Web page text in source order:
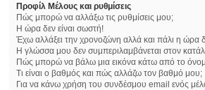
Προφίλ Μέλους και ρυθμίσεις
Πώς μπορώ να αλλάξω τις ρυθμίσεις μου;
Η ώρα δεν είναι σωστή!
Έχω αλλάξει την χρονοζώνη αλλά και πάλι η ώρα
Η γλώσσα μου δεν συμπεριλαμβάνεται στον
Πώς μπορώ να βάλω μια εικόνα κάτω από το
Τι είναι ο βαθμός και πώς αλλάζω τον βαθμό μου;
Για να κάνω χρήση του συνδέσμου email ενός